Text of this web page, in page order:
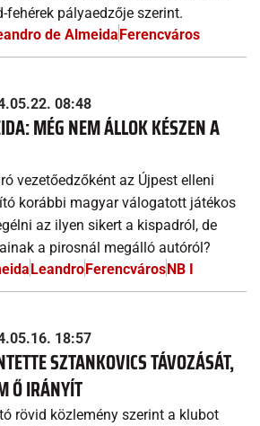
fehérek pályaedzője szerint.
de AlmeidaFerencváros
08:48
MÉG NEM ÁLLOK KÉSZEN A
vezetőedzőként az Újpest elleni
korábbi magyar válogatott játékos
az ilyen sikert a kispadról, de
a pirosnál megálló autóról?
LeandroFerencvárosNB I
18:57
SZTANKOVICS TÁVOZÁSÁT,
Ő IRÁNYÍT
rövid közlemény szerint a klubot